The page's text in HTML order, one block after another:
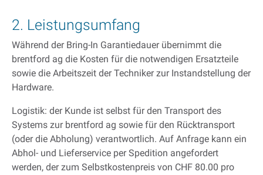
2. Leistungsumfang
Während der Bring-In Garantiedauer übernimmt die
brentford ag die Kosten für die notwendigen Ersatzteile
sowie die Arbeitszeit der Techniker zur Instandstellung der
Hardware.
Logistik: der Kunde ist selbst für den Transport des
Systems zur brentford ag sowie für den Rücktransport
(oder die Abholung) verantwortlich. Auf Anfrage kann ein
Abhol- und Lieferservice per Spedition angefordert
werden, der zum Selbstkostenpreis von CHF 80.00 pro